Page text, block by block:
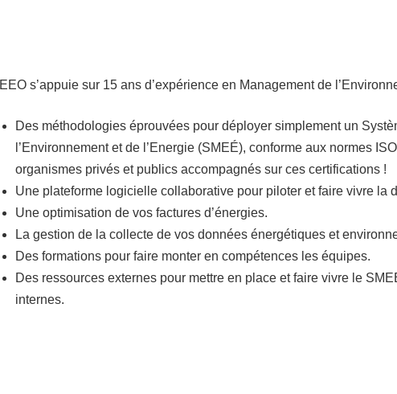
s’appuie sur 15 ans d’expérience en Management de
Des méthodologies éprouvées pour déployer simplement un
l’Environnement et de l’Energie (SMEÉ), conforme aux normes
organismes privés et publics accompagnés sur ces certifications !
Une plateforme logicielle collaborative pour piloter et faire vivre la
Une optimisation de vos factures d’énergies.
La gestion de la collecte de vos données énergétiques et
Des formations pour faire monter en compétences les équipes.
Des ressources externes pour mettre en place et faire vivre le
internes.